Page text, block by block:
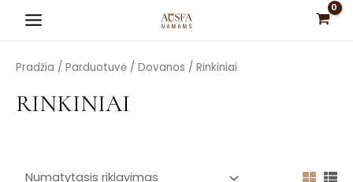
Main
Pradžia / Parduotuvė / Dovanos / Rinkiniai
RINKINIAI